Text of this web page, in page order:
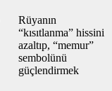
Rüyanın
“kısıtlanma” hissini
azaltıp, “memur”
sembolünü
güçlendirmek